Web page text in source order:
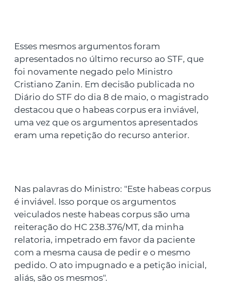
Esses mesmos argumentos foram
apresentados no último recurso ao STF, que
foi novamente negado pelo Ministro
Cristiano Zanin. Em decisão publicada no
Diário do STF do dia 8 de maio, o magistrado
destacou que o habeas corpus era inviável,
uma vez que os argumentos apresentados
eram uma repetição do recurso anterior.
Nas palavras do Ministro: "Este habeas corpus
é inviável. Isso porque os argumentos
veiculados neste habeas corpus são uma
reiteração do HC 238.376/MT, da minha
relatoria, impetrado em favor da paciente
com a mesma causa de pedir e o mesmo
pedido. O ato impugnado e a petição inicial,
aliás, são os mesmos".